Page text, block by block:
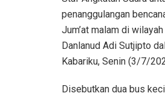
penanggulangan
Jum’at malam di
Danlanud Adi Sutjipto
Kabariku, Senin (3/7/
Disebutkan dua bus